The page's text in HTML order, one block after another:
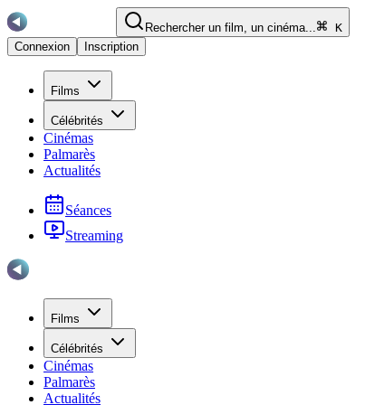
Rechercher un film, un cinéma...
K
Connexion
Inscription
Films
Célébrités
Cinémas
Palmarès
Actualités
Séances
Streaming
Films
Célébrités
Cinémas
Palmarès
Actualités